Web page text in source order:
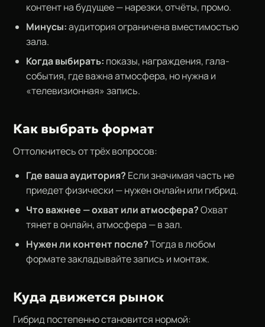
контент на будущее — нарезки, отчёты, промо.
Минусы:аудитория ограничена вместимостью
зала.
Когда выбирать: показы, награждения, гала-
события, где важна атмосфера, но нужна и
«телевизионная» запись.
Как выбрать формат
Оттолкнитесь от трёх вопросов:
Где ваша аудитория? Если значимая часть не
приедет физически — нужен онлайн или гибрид.
Что важнее — охват или атмосфера?Охват
тянет в онлайн, атмосфера — в зал.
Нужен ли контент после?Тогда в любом
формате закладывайте запись и монтаж.
Куда движется рынок
Гибрид постепенно становится нормой: